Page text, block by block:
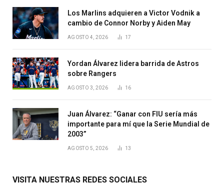
Los Marlins adquieren a Victor Vodnik a
cambio de Connor Norby y Aiden May
AGOSTO 4, 2026 17
Yordan Álvarez lidera barrida de Astros
sobre Rangers
AGOSTO 3, 2026 16
Juan Álvarez: “Ganar con FIU sería más
importante para mí que la Serie Mundial de
2003”
AGOSTO 5, 2026 13
VISITA NUESTRAS REDES SOCIALES